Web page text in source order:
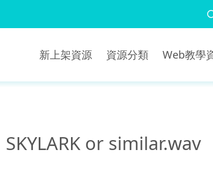
新上架資源 資源分類 Web教學
or similar.wav